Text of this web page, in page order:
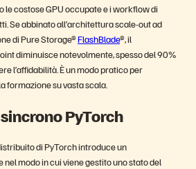
le costose GPU occupate e i workflow di
Se abbinato all’architettura scale-out ad
di Pure Storage®FlashBlade®, il
diminuisce notevolmente, spesso del 90%
l’affidabilità. È un modo pratico per
formazione su vasta scala.
PyTorch
di PyTorch introduce un
modo in cui viene gestito uno stato del